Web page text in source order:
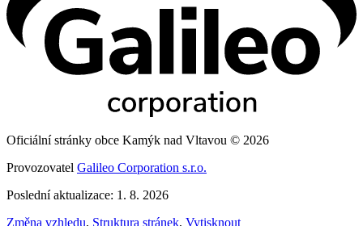
Oficiální stránky obce Kamýk nad Vltavou © 2026
Provozovatel Galileo Corporation s.r.o.
Poslední aktualizace: 1. 8. 2026
Změna vzhledu, Struktura stránek, Vytisknout